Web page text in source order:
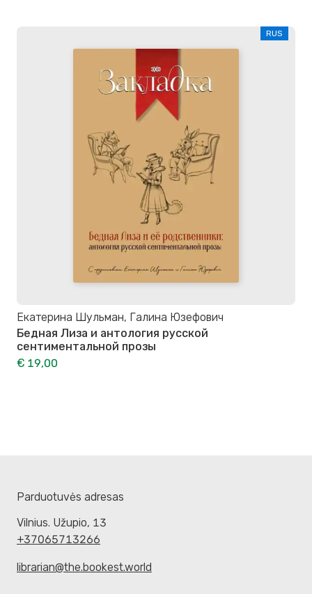
RUS
Екатерина Шульман, Галина Юзефович
Бедная Лиза и антология русской
сентиментальной прозы
€ 19,00
Parduotuvės adresas
Vilnius. Užupio, 13
+37065713266
librarian@the.bookest.world